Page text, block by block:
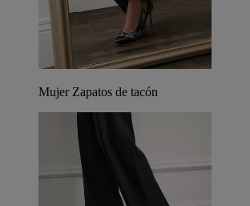
Mujer Zapatos de tacón